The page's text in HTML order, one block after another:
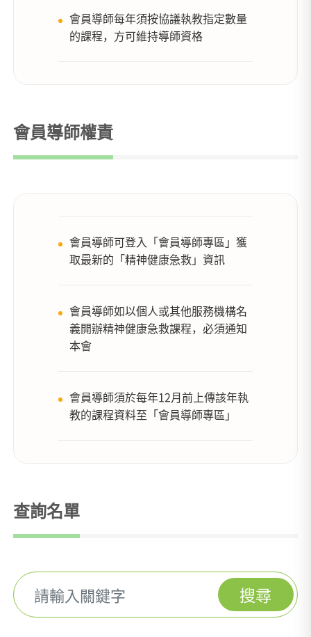
會員導師每年須按協議執教指定數量
的課程，方可維持導師資格
會員導師權責
會員導師可登入「會員導師專區」獲
取最新的「精神健康急救」資訊
會員導師如以個人或其他服務機構名
義開辦精神健康急救課程，必須通知
本會
會員導師須於每年12月前上傳該年執
教的課程資料至「會員導師專區」
查詢名單
搜尋